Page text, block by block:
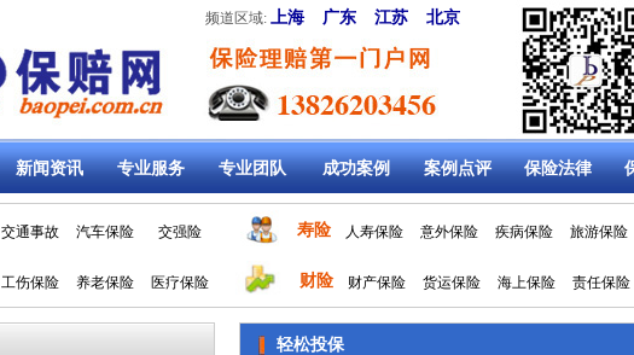
频道区域: 上海 广东 江苏 北京
新闻资讯 专业服务 专业团队 成功案例 案例点评 保险法律
交通事故 汽车保险 交强险 寿险 人寿保险 意外保险 疾病保险 旅游保险
工伤保险 养老保险 医疗保险 财险 财产保险 货运保险 海上保险 责任保险
轻松投保